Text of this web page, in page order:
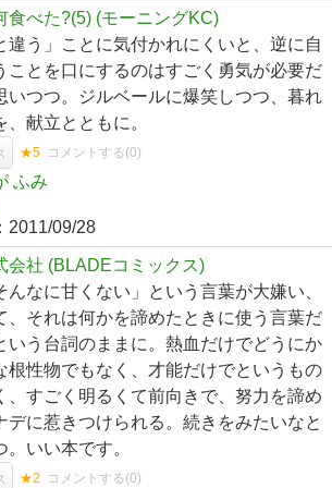
食べた?(5) (モーニングKC)
違う」ことに気付かれにくいと、逆に自
ことを口にするのはすごく勇気が必要だ
いつつ。ジルベールに爆笑しつつ、暮れ
、献立とともに。
★5 コメントする(0)
ふみ
2011/09/28
会社 (BLADEコミックス)
んなに甘くない」という言葉が大嫌い、
、それは何かを諦めたときに使う言葉だ
いう台詞のままに。熱血だけでどうにか
根性物でもなく、才能だけでというもの
、すごく明るくて前向きで、努力を諦め
デに惹きつけられる。続きをみたいなと
。いい本です。
★2 コメントする(0)